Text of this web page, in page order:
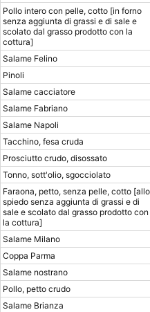
Pollo intero con pelle, cotto [in forno
senza aggiunta di grassi e di sale e
scolato dal grasso prodotto con la
cottura]
Salame Felino
Pinoli
Salame cacciatore
Salame Fabriano
Salame Napoli
Tacchino, fesa cruda
Prosciutto crudo, disossato
Tonno, sott'olio, sgocciolato
Faraona, petto, senza pelle, cotto [allo
spiedo senza aggiunta di grassi e di
sale e scolato dal grasso prodotto con
la cottura]
Salame Milano
Coppa Parma
Salame nostrano
Pollo, petto crudo
Salame Brianza